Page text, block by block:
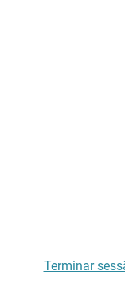
Terminar